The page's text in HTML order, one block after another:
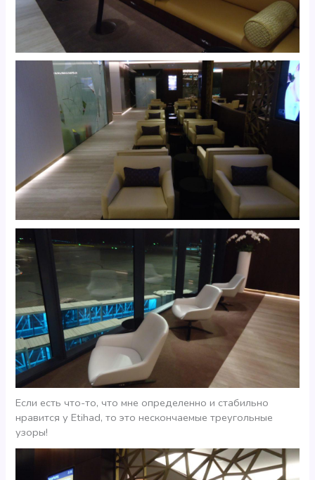
Если есть что-то, что мне определенно и стабильно
нравится у Etihad, то это нескончаемые треугольные
узоры!